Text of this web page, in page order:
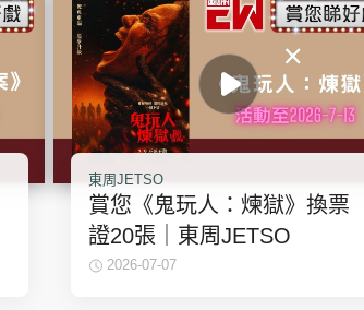
東周JETSO
賞您《鬼玩人：煉獄》換票
證20張｜東周JETSO
2026-07-07